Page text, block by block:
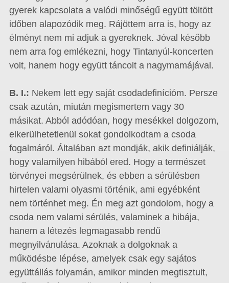
gyerek kapcsolata a valódi minőségű együtt töltött
időben alapozódik meg. Rájöttem arra is, hogy az
élményt nem mi adjuk a gyereknek. Jóval később
nem arra fog emlékezni, hogy Tintanyúl-koncerten
volt, hanem hogy együtt táncolt a nagymamájával.
B. I.: Nekem lett egy saját csodadefinícióm. Persze
csak azután, miután megismertem vagy 30
másikat. Abból adódóan, hogy mesékkel dolgozom,
elkerülhetetlenül sokat gondolkodtam a csoda
fogalmáról. Általában azt mondják, akik definiálják,
hogy valamilyen hibából ered. Hogy a természet
törvényei megsérülnek, és ebben a sérülésben
hirtelen valami olyasmi történik, ami egyébként
nem történhet meg. Én meg azt gondolom, hogy a
csoda nem valami sérülés, valaminek a hibája,
hanem a létezés legmagasabb rendű
megnyilvánulása. Azoknak a dolgoknak a
működésbe lépése, amelyek csak egy sajátos
együttállás folyamán, amikor minden megtisztult,